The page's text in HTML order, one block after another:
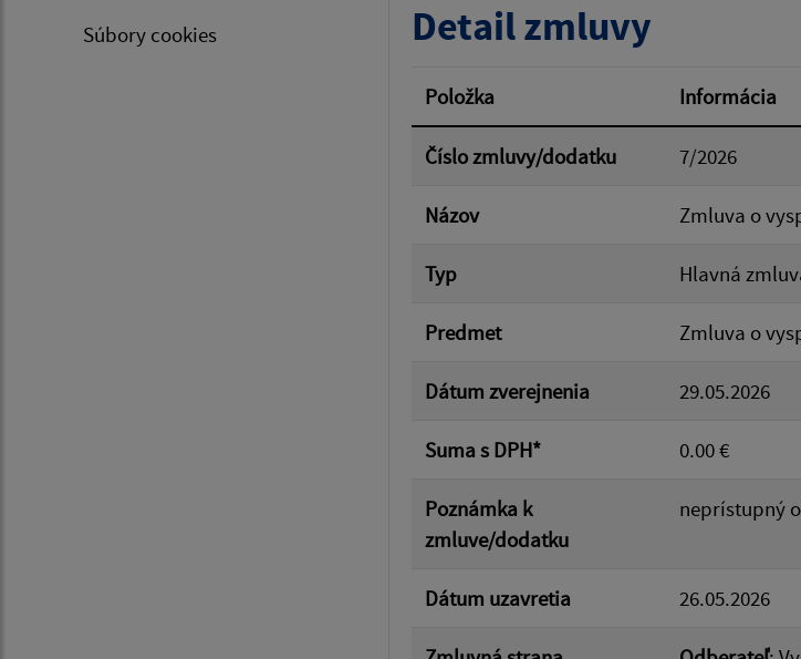
Súbory cookies
Suma od:
Detail zmluvy
Položka Informácia
Číslo zmluvy/dodatku 7/2026
Názov Zmluva o
Typ Hlavná
Predmet Zmluva o
Dátum zverejnenia 29.05.2026
Suma s DPH* 0.00 €
Poznámka k
zmluve/dodatku
neprístupný
Dátum uzavretia 26.05.2026